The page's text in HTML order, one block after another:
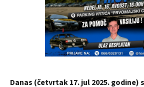
Danas (četvrtak 17. jul 2025. godine)